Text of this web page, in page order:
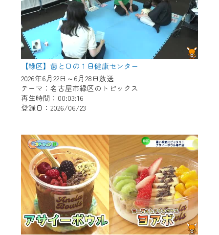
【緑区】歯と口の１日健康センター
2026年6月22日～6月28日放送
テーマ：名古屋市緑区のトピックス
再生時間：00:03:16
登録日：2026/06/23
録はこちらから
※CCNetアプリをご利用中の方は引き続き
ご視聴いただけます。
＜メンテナンス情報＞
CCNetWebTVのリニューアルにともないメ
ンテナンス作業を予定しています。
作業の間は、CCNetWebTVの画面が「メン
テナンス中」になり、ご利用いただけませ
ん。
ご不便をおかけいたしますが、ご了承の程
よろしくお願いいたします。